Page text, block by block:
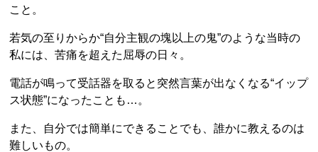
こと。
若気の至りからか“自分主観の塊以上の鬼”のような当時の
私には、苦痛を超えた屈辱の日々。
電話が鳴って受話器を取ると突然言葉が出なくなる“イップ
ス状態”になったことも…。
また、自分では簡単にできることでも、誰かに教えるのは
難しいもの。